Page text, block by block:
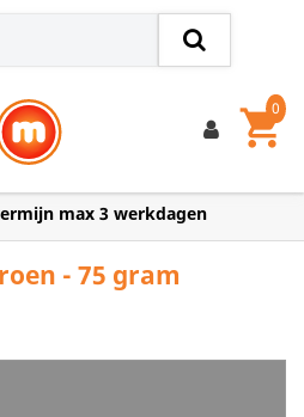
shopping_cart
0
max 3 werkdagen
- 75 gram